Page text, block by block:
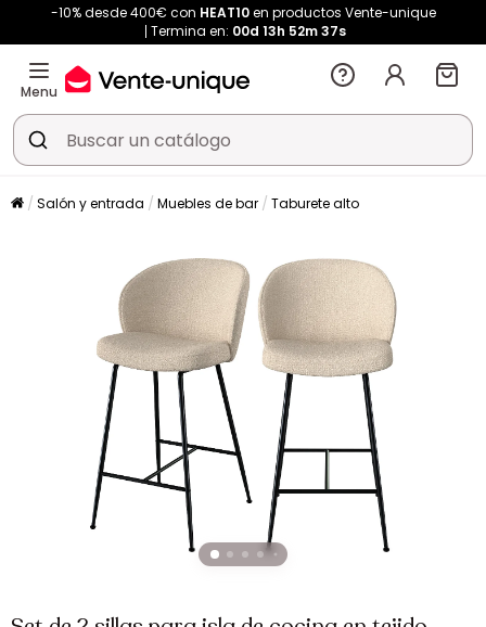
-10% desde 400€ con HEAT10en productos Vente-unique
Termina en: 00d 13h 52m 37s
Menu
Salón y entrada Muebles de bar Taburete alto